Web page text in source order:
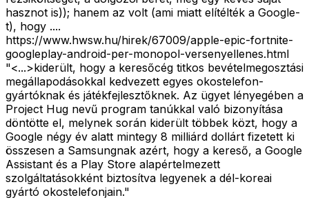
hasznot is)); hanem az volt (ami miatt elítélték a Google-
t), hogy ....
https://www.hwsw.hu/hirek/67009/apple-epic-fortnite-
googleplay-android-per-monopol-versenyellenes.html
"<...>kiderült, hogy a keresőcég titkos bevételmegosztási
megállapodásokkal kedvezett egyes okostelefon-
gyártóknak és játékfejlesztőknek. Az ügyet lényegében a
Project Hug nevű program tanúkkal való bizonyítása
döntötte el, melynek során kiderült többek közt, hogy a
Google négy év alatt mintegy 8 milliárd dollárt fizetett ki
összesen a Samsungnak azért, hogy a kereső, a Google
Assistant és a Play Store alapértelmezett
szolgáltatásokként biztosítva legyenek a dél-koreai
gyártó okostelefonjain."